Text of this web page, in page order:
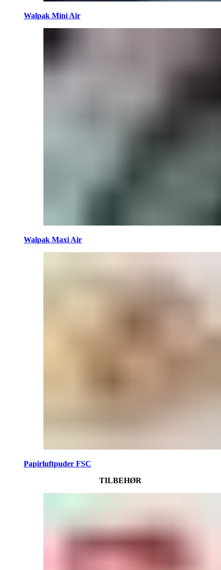
Walpak Mini Air
Walpak Maxi Air
Papirluftpuder FSC
TILBEHØR